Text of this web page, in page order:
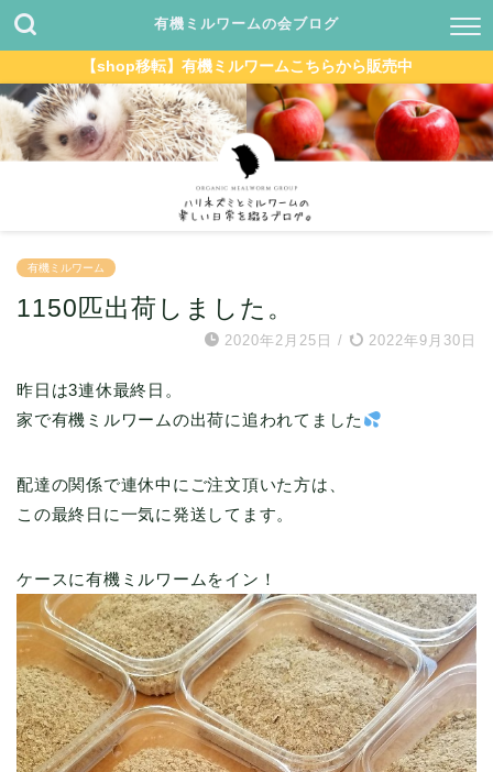
有機ミルワームの会ブログ
【shop移転】有機ミルワームこちらから販売中
有機ミルワーム
1150匹出荷しました。
2020年2月25日 / 2022年9月30日
昨日は3連休最終日。
家で有機ミルワームの出荷に追われてました
配達の関係で連休中にご注文頂いた方は、
この最終日に一気に発送してます。
ケースに有機ミルワームをイン！